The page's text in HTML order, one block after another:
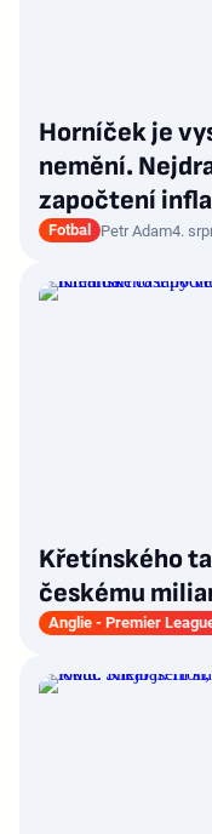
Horníček je
nemění.
započtení
Fotbal Petr Adam4.
Křetínského
českému
Anglie - Premier